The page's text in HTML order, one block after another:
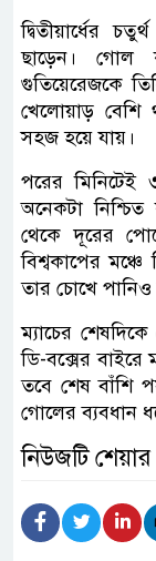
দ্বিতীয়ার্ধের
ছাড়েন। গোল
গুতিয়েরেজকে
খেলোয়াড়
সহজ হয়ে যায়।
পরের
অনেকটা
থেকে দূরের
বিশ্বকাপের
তার চোখে
ম্যাচের
ডি-বক্সের
তবে শেষ বাঁশি
গোলের ব্যবধান
নিউজটি